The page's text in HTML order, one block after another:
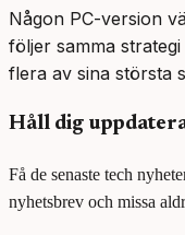
Någon PC-version
följer samma
flera av sina största
Håll dig
Få de senaste tech
nyhetsbrev och missa